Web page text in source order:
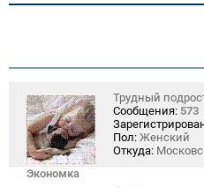
е
Экономка
Трудный
Сообщения: 573
Пол: Женский
Откуда: